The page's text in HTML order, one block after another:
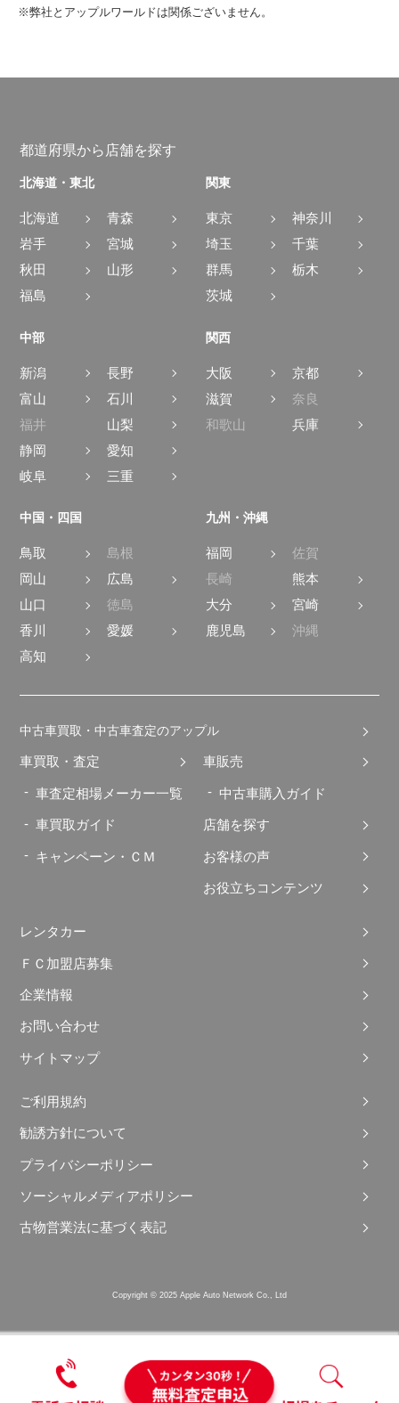
※弊社とアップルワールドは関係ございません。
都道府県から店舗を探す
北海道・東北
北海道
青森
岩手
宮城
秋田
山形
福島
関東
東京
神奈川
埼玉
千葉
群馬
栃木
茨城
中部
新潟
長野
富山
石川
福井
山梨
静岡
愛知
岐阜
三重
関西
大阪
京都
滋賀
奈良
和歌山
兵庫
中国・四国
鳥取
島根
岡山
広島
山口
徳島
香川
愛媛
高知
九州・沖縄
福岡
佐賀
長崎
熊本
大分
宮崎
鹿児島
沖縄
中古車買取・中古車査定のアップル
車買取・査定
車査定相場メーカー一覧
車買取ガイド
キャンペーン・ＣＭ
車販売
中古車購入ガイド
店舗を探す
お客様の声
お役立ちコンテンツ
レンタカー
ＦＣ加盟店募集
企業情報
お問い合わせ
サイトマップ
ご利用規約
勧誘方針について
プライバシーポリシー
ソーシャルメディアポリシー
古物営業法に基づく表記
Copyright © 2025 Apple Auto Network Co., Ltd